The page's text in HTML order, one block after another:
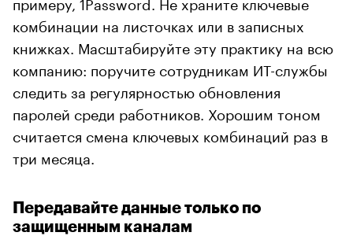
комбинации на листочках или в записных
книжках. Масштабируйте эту практику на всю
компанию: поручите сотрудникам ИТ-службы
следить за регулярностью обновления
паролей среди работников. Хорошим тоном
считается смена ключевых комбинаций раз в
три месяца.
Передавайте данные только по
защищенным каналам